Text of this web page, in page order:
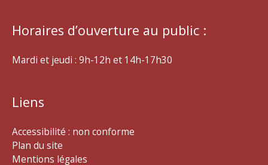
Horaires d’ouverture au public :
Mardi et jeudi : 9h-12h et 14h-17h30
Liens
Accessibilité : non conforme
Plan du site
Mentions légales